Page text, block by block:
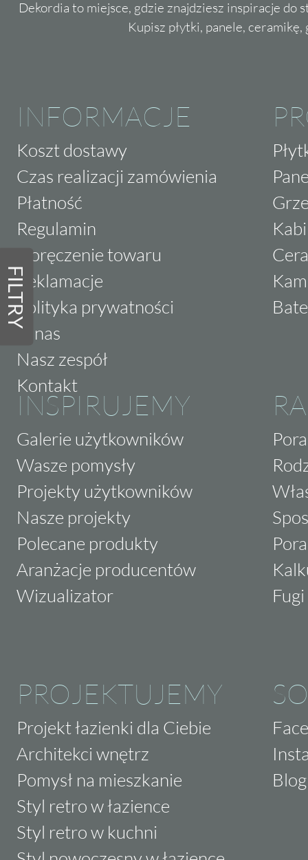
FILTRY
Dekordia to miejsce, gdzie znajdziesz inspiracje do
Kupisz płytki, panele,
INFORMACJE
Koszt dostawy
Czas realizacji zamówienia
Płatność
Regulamin
Doręczenie towaru
Reklamacje
Polityka prywatności
O nas
Nasz zespół
Kontakt
INSPIRUJEMY
Galerie użytkowników
Wasze pomysły
Projekty użytkowników
Nasze projekty
Polecane produkty
Aranżacje producentów
Wizualizator
PROJEKTUJEMY
Projekt łazienki dla Ciebie
Architekci wnętrz
Pomysł na mieszkanie
Styl retro w łazience
Styl retro w kuchni
Blog